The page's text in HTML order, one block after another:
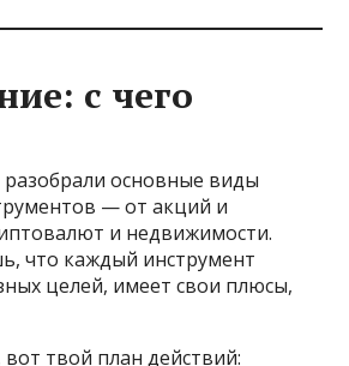
с чего
основные виды
— от акций и
и недвижимости.
что каждый инструмент
целей, имеет свои плюсы,
твой план действий: